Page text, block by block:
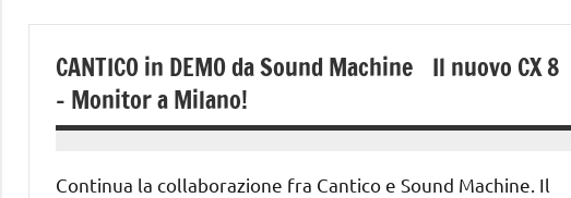
CANTICO in DEMO da Sound Machine Il nuovo CX 8
– Monitor a Milano!
Ottobre
Bassanelli
Continua la collaborazione fra Cantico e Sound Machine. Il